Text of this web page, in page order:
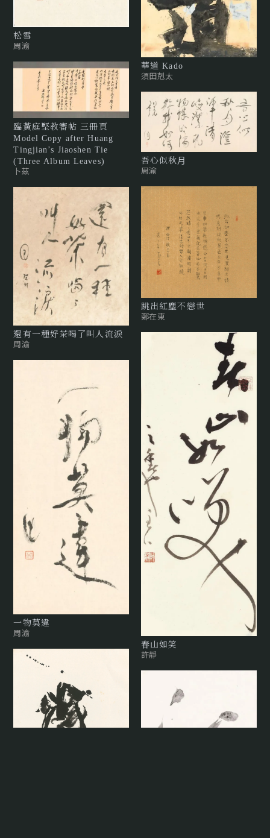
松雪
周渝
臨黃庭堅教審帖 三冊頁
Model Copy after Huang
Tingjian’s Jiaoshen Tie
(Three Album Leaves)
卜茲
還有⼀種好茶喝了叫⼈流淚
周渝
⼀物莫違
周渝
華道 Kado
須田剋太
吾⼼似秋⽉
周渝
跳出紅塵不戀世
鄭在東
春山如笑
許靜